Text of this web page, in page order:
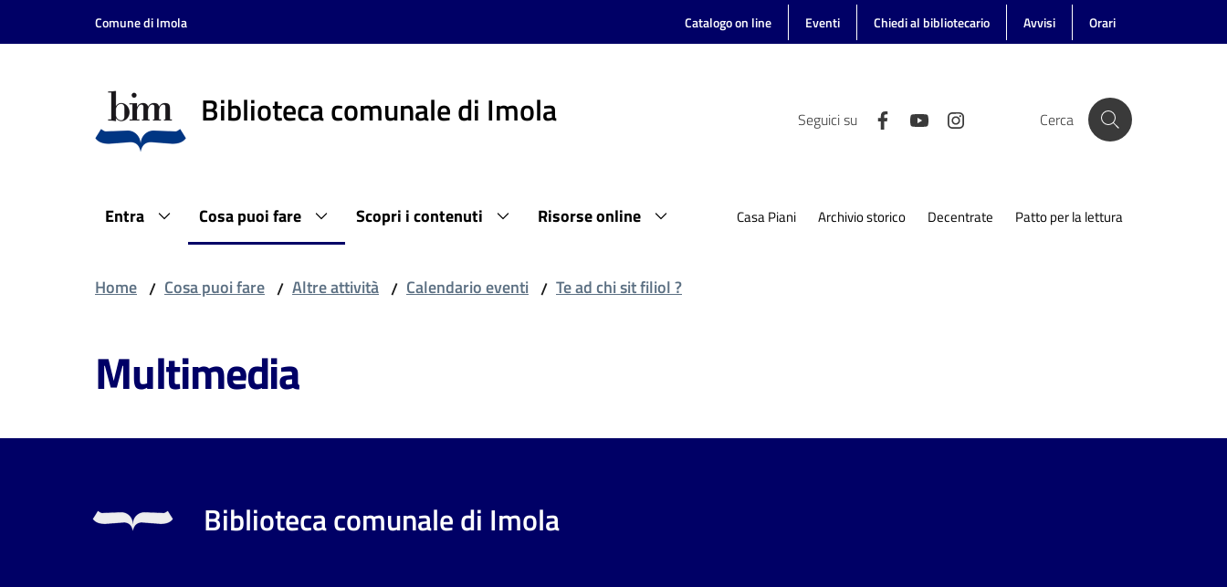
Vai al contenuto
Vai alla navigazione
Comune di Imola Catalogo on line Eventi Chiedi al bibliotecario Avvisi Orari
Biblioteca comunale di Imola Seguici su Cerca
Entra Cosa puoi fare Scopri i contenuti Risorse online Casa Piani Archivio storico Decentrate Patto per la lettura
Home / Cosa puoi fare / Altre attività / Calendario eventi / Te ad chi sit filiol ?
Multimedia
Biblioteca comunale di Imola